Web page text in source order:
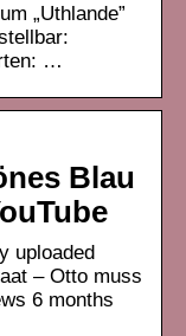
„Uthlande”
…
Blau
uploaded
– Otto muss
6 months